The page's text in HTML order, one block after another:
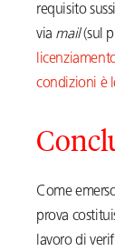
requisito
via mail(sul
condizioni è
Come
prova
lavoro di